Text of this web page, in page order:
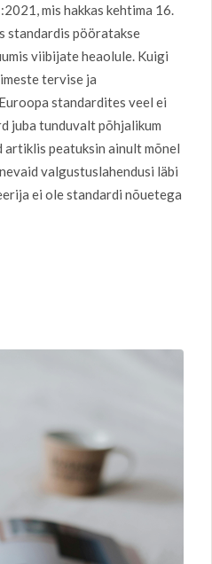
mis hakkas kehtima 16.
standardis pööratakse
viibijate heaolule. Kuigi
tervise ja
standardites veel ei
juba tunduvalt põhjalikum
artiklis peatuksin ainult mõnel
valgustuslahendusi läbi
ei ole standardi nõuetega